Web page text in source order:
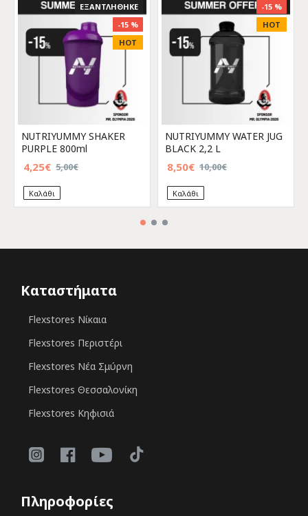
HOT
-15 %
ΕΞΑΝΤΛΗΘΗΚΕ
NUTRIYUMMY SHAKER
PURPLE 800ml
4,25€ 5,00€
Καλάθι
HOT
-15 %
NUTRIYUMMY WATER JUG
BLACK 2,2 L
8,50€ 10,00€
Καλάθι
Καταστήματα
Flexstores Νίκαια
Flexstores Περιστέρι
Flexstores Νέα Σμύρνη
Flexstores Θεσσαλονίκη
Flexstores Κηφισιά
Πληροφορίες